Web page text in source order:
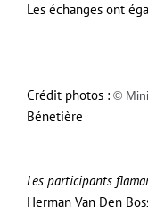
Les échanges ont
Crédit photos : ©
Bénetière
Les participants
Herman Van Den